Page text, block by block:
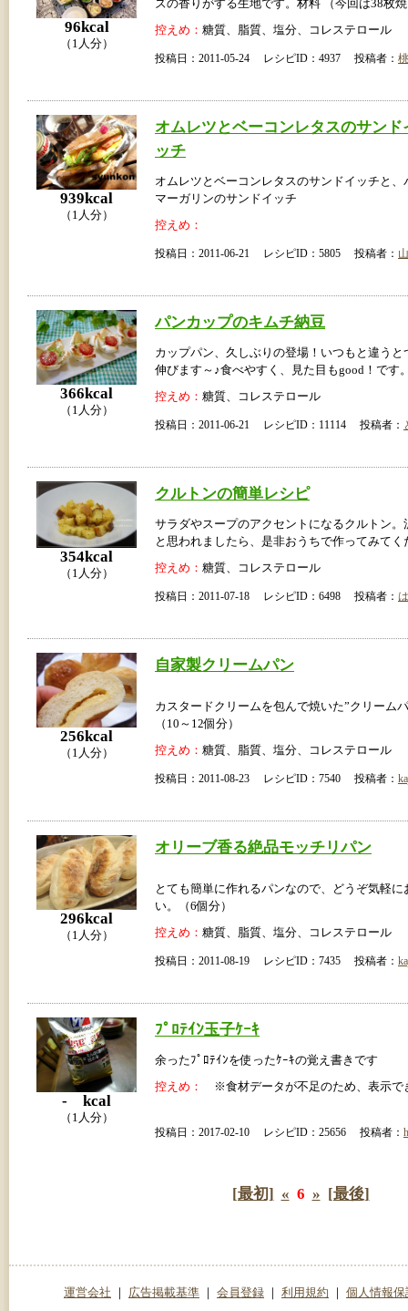
96kcal
（1人分）
ズの香りがする生地です。材料 （今回は38枚
控えめ： 糖質、脂質、塩分、コレステロール
投稿日：2011-05-24 レシピID：4937 投稿者：
939kcal
（1人分）
オムレツとベーコンレタスのサンド
ッチ
オムレツとベーコンレタスのサンドイッチと、
マーガリンのサンドイッチ
控えめ：
投稿日：2011-06-21 レシピID：5805 投稿者：
366kcal
（1人分）
パンカップのキムチ納豆
カップパン、久しぶりの登場！いつもと違うと
伸びます～♪食べやすく、見た目もgood！です
控えめ： 糖質、コレステロール
投稿日：2011-06-21 レシピID：11114 投稿者：
354kcal
（1人分）
クルトンの簡単レシピ
サラダやスープのアクセントになるクルトン。
と思われましたら、是非おうちで作ってみてく
控えめ： 糖質、コレステロール
投稿日：2011-07-18 レシピID：6498 投稿者：
256kcal
（1人分）
自家製クリームパン
カスタードクリームを包んで焼いた”クリーム
（10～12個分）
控えめ： 糖質、脂質、塩分、コレステロール
投稿日：2011-08-23 レシピID：7540 投稿者：
296kcal
（1人分）
オリーブ香る絶品モッチリパン
とても簡単に作れるパンなので、どうぞ気軽に
い。（6個分）
控えめ： 糖質、脂質、塩分、コレステロール
投稿日：2011-08-19 レシピID：7435 投稿者：
- kcal
（1人分）
ﾌﾟﾛﾃｲﾝ玉子ｹｰｷ
余ったﾌﾟﾛﾃｲﾝを使ったｹｰｷの覚え書きです
控えめ： ※食材データが不足のため、表示で
投稿日：2017-02-10 レシピID：25656 投稿者：
[最初] « 6 » [最後]
運営会社 広告掲載基準 会員登録 利用規約 個人情報保